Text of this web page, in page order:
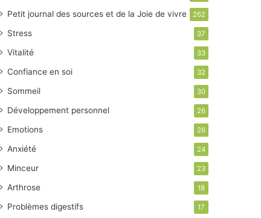
Petit journal des sources et de la Joie de vivre 262
Stress 37
Vitalité 33
Confiance en soi 32
Sommeil 30
Développement personnel 26
Emotions 26
Anxiété 24
Minceur 23
Arthrose 18
Problèmes digestifs 17